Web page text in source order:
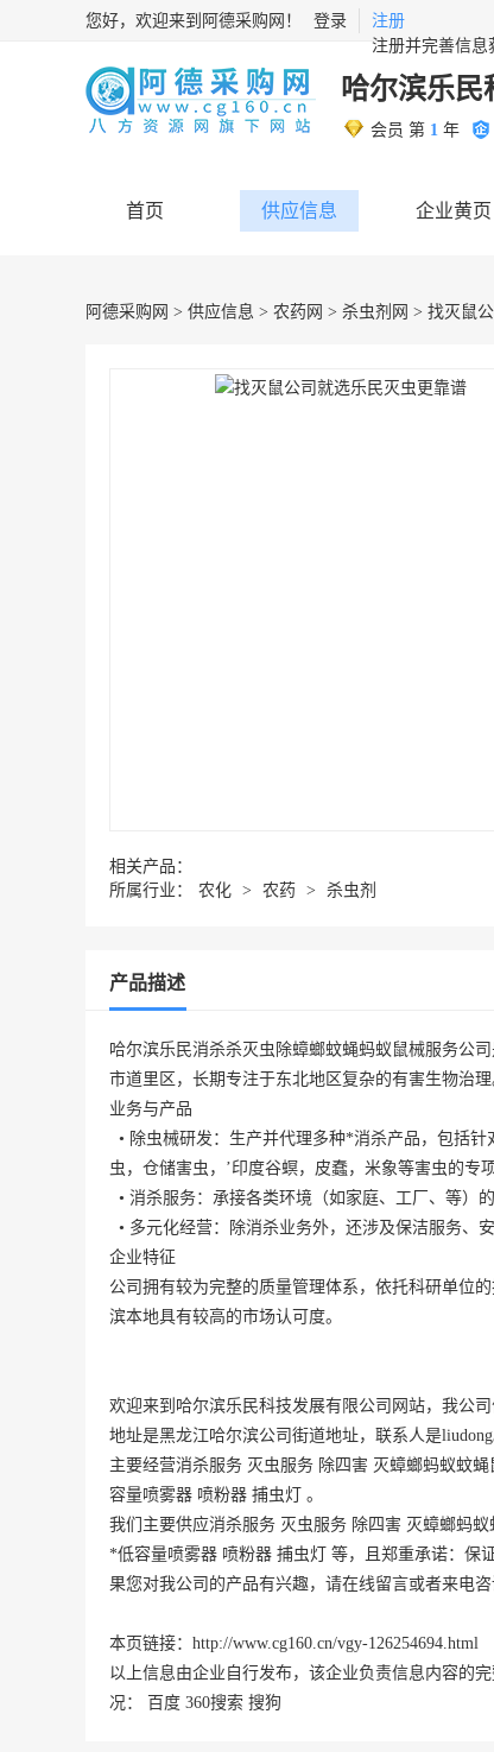
您好，欢迎来到阿德采购网！ 登录
注册
注册并完善信息
哈尔滨乐民
会员 第 1 年
首页 供应信息 企业黄页
阿德采购网 > 供应信息 > 农药网 > 杀虫剂网 > 找灭鼠
相关产品：
所属行业：
农化 > 农药 > 杀虫剂
产品描述
哈尔滨乐民消杀杀灭虫除蟑螂蚊蝇蚂蚁鼠械服务公
市道里区，长期专注于东北地区复杂的有害生物治理
业务与产品
• 除虫械研发：生产并代理多种*消杀产品，包括
虫，仓储害虫，’印度谷螟，皮蠢，米象等害虫的专
• 消杀服务：承接各类环境（如家庭、工厂、等）
• 多元化经营：除消杀业务外，还涉及保洁服务、
企业特征
公司拥有较为完整的质量管理体系，依托科研单位
滨本地具有较高的市场认可度。
欢迎来到哈尔滨乐民科技发展有限公司网站，我公
地址是黑龙江哈尔滨公司街道地址，联系人是liudong
主要经营消杀服务 灭虫服务 除四害 灭蟑螂蚂蚁蚊
容量喷雾器 喷粉器 捕虫灯 。
我们主要供应消杀服务 灭虫服务 除四害 灭蟑螂蚂
*低容量喷雾器 喷粉器 捕虫灯 等，且郑重承诺：保
果您对我公司的产品有兴趣，请在线留言或者来电咨
本页链接： http://www.cg160.cn/vgy-126254694.html
以上信息由企业自行发布，该企业负责信息内容的
况：
百度 360搜索 搜狗